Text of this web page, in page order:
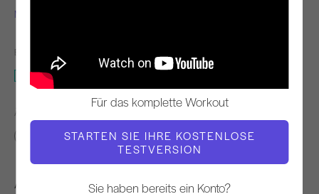
Für das komplette Workout
STARTEN SIE IHRE KOSTENLOSE
TESTVERSION
Sie haben bereits ein Konto?
Mejo Wiggin
BENÖTIGTE AUSRÜSTUNG
Sessel
ÄHNLICHE KLASSEN FINDEN FÜR
30 - 40 min
Sessel
Andere Workouts, die Ihnen gefallen könnten